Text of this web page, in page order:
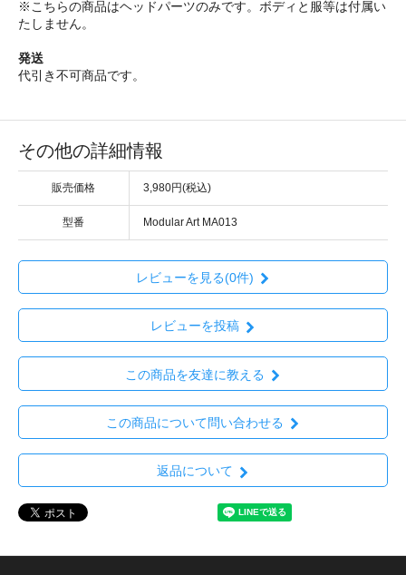
※こちらの商品はヘッドパーツのみです。ボディと服等は付属い
たしません。
発送
代引き不可商品です。
その他の詳細情報
販売価格 3,980円(税込)
型番 Modular Art MA013
レビューを見る(0件)
レビューを投稿
この商品を友達に教える
この商品について問い合わせる
返品について